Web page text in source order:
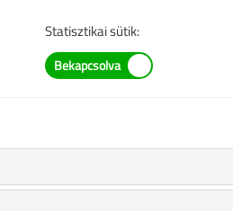
cikk vásárlása
Statisztikai sütik: